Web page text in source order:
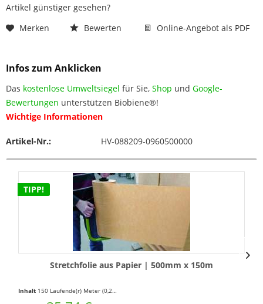
Artikel günstiger gesehen?
Merken
Bewerten Online-Angebot als PDF
Infos zum Anklicken
Das kostenlose Umweltsiegel für Sie, Shop und Google-
Bewertungen unterstützen Biobiene®!
Wichtige Informationen
Artikel-Nr.: HV-088209-0960500000
TIPP!
Stretchfolie aus Papier | 500mm x 150m
Inhalt 150 Laufende(r) Meter (0,24 € * / 1 Laufende(r) Meter)